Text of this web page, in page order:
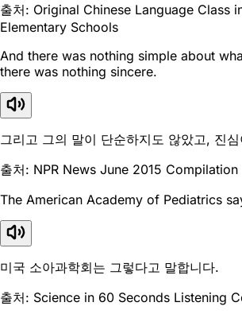
출처: Original Chinese Language Class
Elementary Schools
And there was nothing simple about
there was nothing sincere.
그리고 그의 말이 단순하지도 않았고, 진
출처: NPR News June 2015 Compilation
The American Academy of Pediatrics
미국 소아과학회는 그렇다고 말합니다.
출처: Science in 60 Seconds Listening